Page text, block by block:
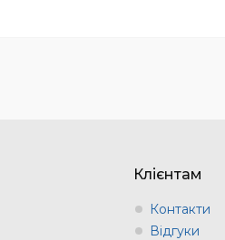
Клієнтам
Контакти
Відгуки